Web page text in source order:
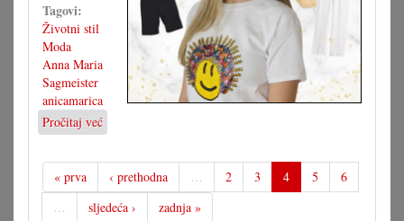
Tagovi:
Životni stil
Moda
Anna Maria
Sagmeister
anicamarica
Pročitaj već
Majica
s
motivom,
brojne
mogućnosti
« prva ‹ prethodna … 2 3 4 5
6
…
sljedeća › zadnja »